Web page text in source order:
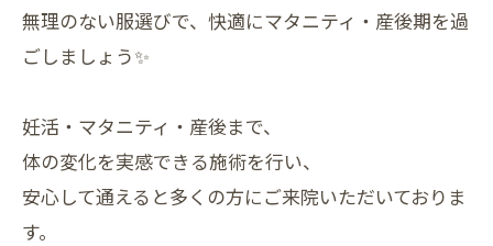
無理のない服選びで、快適にマタニティ・産後期を過
ごしましょう✨
妊活・マタニティ・産後まで、
体の変化を実感できる施術を行い、
安心して通えると多くの方にご来院いただいておりま
す。